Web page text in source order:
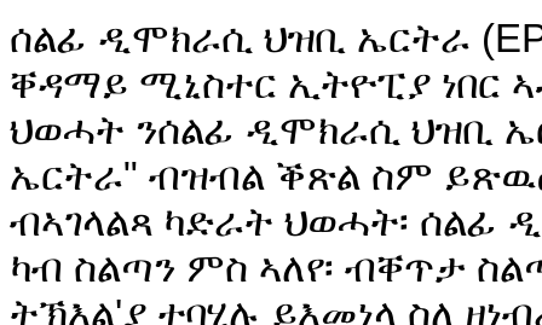
ሰልፊ ዲሞክራሲ ህዝቢ ኤርትራ
ቐዳማይ ሚኒስተር ኢትዮፒያ ነበር
ህወሓት ንሰልፊ ዲሞክራሲ ህዝቢ
ኤርትራ" ብዝብል ቕጽል ስም
ብኣገላልጻ ካድራት ህወሓት፡ ሰልፊ
ካብ ስልጣን ምስ ኣለየ፡ ብቐጥታ
ትኽእል'ያ ተባሂሉ ይእመነላ ስለ